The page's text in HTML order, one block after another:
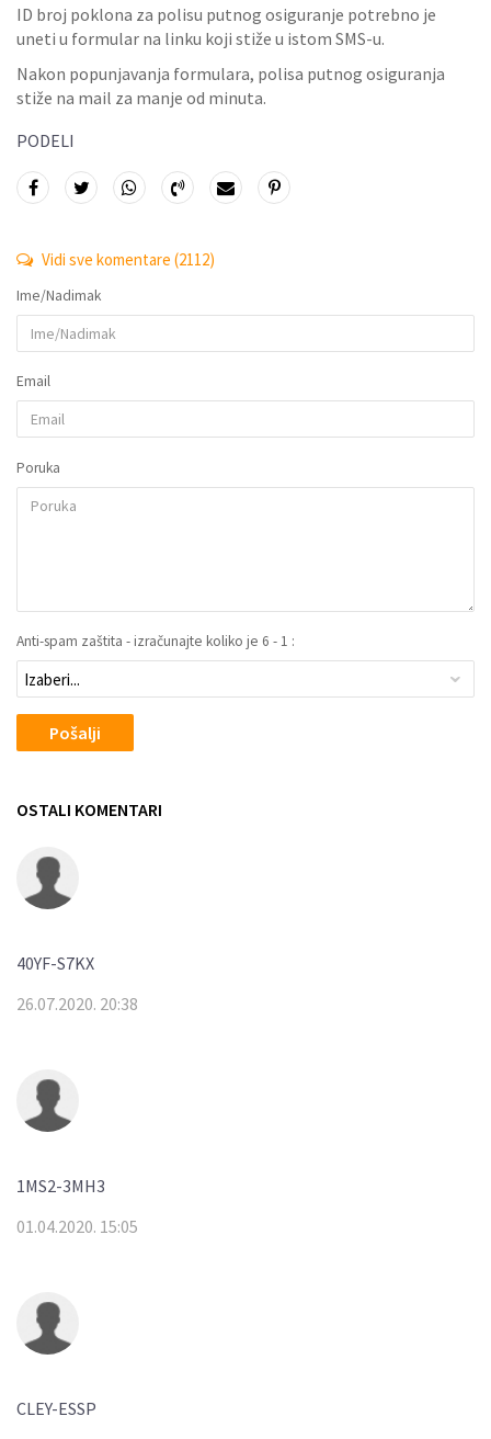
ID broj poklona za polisu putnog osiguranje potrebno je
uneti u formular na linku koji stiže u istom SMS-u.
Nakon popunjavanja formulara, polisa putnog osiguranja
stiže na mail za manje od minuta.
PODELI
Vidi sve komentare (2112)
Ime/Nadimak
Email
Poruka
Anti-spam zaštita - izračunajte koliko je 6 - 1 :
Pošalji
OSTALI KOMENTARI
40YF-S7KX
26.07.2020. 20:38
1MS2-3MH3
01.04.2020. 15:05
CLEY-ESSP